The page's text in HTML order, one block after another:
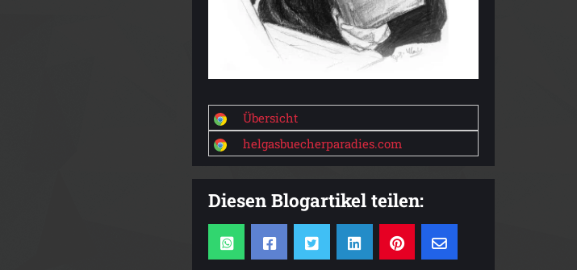
Übersicht
helgasbuecherparadies.com
Diesen Blogartikel teilen: